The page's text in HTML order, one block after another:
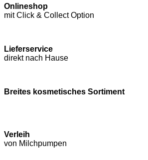
Onlineshop
mit Click & Collect Option
Lieferservice
direkt nach Hause
Breites kosmetisches Sortiment
Verleih
von Milchpumpen